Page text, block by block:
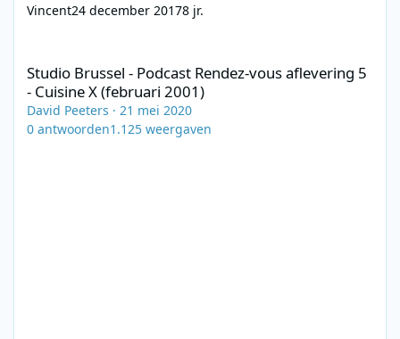
Vincent24 december 20178 jr.
Studio Brussel - Podcast Rendez-vous aflevering 5
- Cuisine X (februari 2001)
David Peeters · 21 mei 2020
0 antwoorden1.125 weergaven